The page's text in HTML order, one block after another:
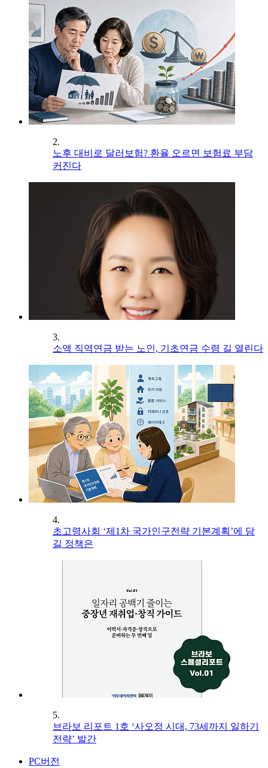
2.
노후 대비로 달러보험? 환율 오르면 보험료 부담
커진다
3.
소액 직역연금 받는 노인, 기초연금 수령 길 열린다
4.
초고령사회 ‘제1차 국가인구전략 기본계획’에 담
길 정책은
5.
브라보 리포트 1호 ‘사오정 시대, 73세까지 일하기
전략’ 발간
PC버전